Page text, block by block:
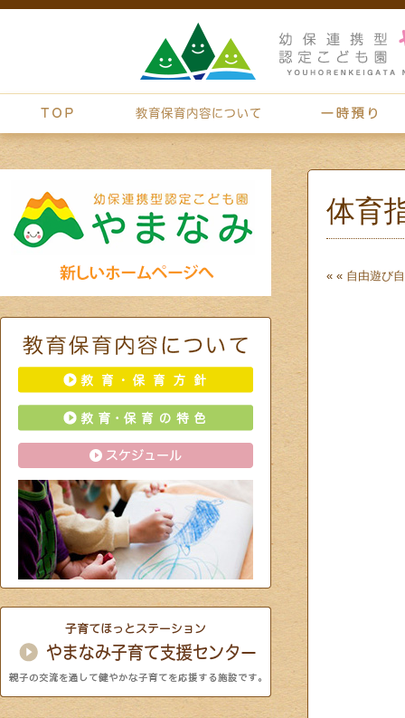
体育
« « 自由遊び